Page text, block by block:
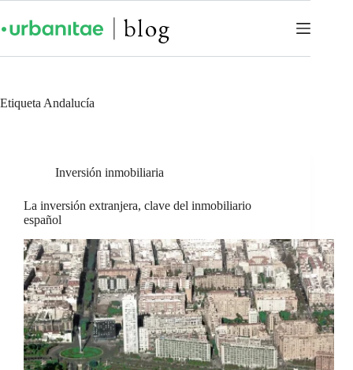
Etiqueta Andalucía
Inversión inmobiliaria
La inversión extranjera, clave del inmobiliario
español